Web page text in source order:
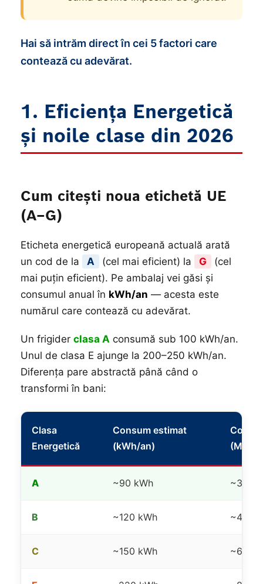
Hai să intrăm direct în cei 5 factori care
contează cu adevărat.
1. Eficiența Energetică
și noile clase din 2026
Cum citești noua etichetă UE
(A–G)
Eticheta energetică europeană actuală arată
un cod de la
A (cel mai eficient) la G
(cel
mai puțin eficient). Pe ambalaj vei găsi și
consumul anual în kWh/an — acesta este
numărul care contează cu adevărat.
Un frigider clasa A consumă sub 100 kWh/an.
Unul de clasa E ajunge la 200–250 kWh/an.
Diferența pare abstractă până când o
transformi în bani:
Clasa
Energetică
Consum estimat
(kWh/an)
Cost
(MDL)
A ~90 kWh ~360
B ~120 kWh ~480
C ~150 kWh ~600